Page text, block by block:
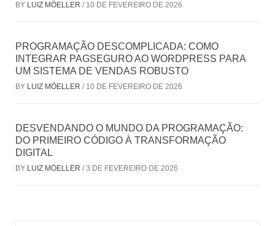
BY LUIZ MÖELLER / 10 DE FEVEREIRO DE 2026
PROGRAMAÇÃO DESCOMPLICADA: COMO
INTEGRAR PAGSEGURO AO WORDPRESS PARA
UM SISTEMA DE VENDAS ROBUSTO
BY LUIZ MÖELLER / 10 DE FEVEREIRO DE 2026
DESVENDANDO O MUNDO DA PROGRAMAÇÃO:
DO PRIMEIRO CÓDIGO À TRANSFORMAÇÃO
DIGITAL
BY LUIZ MÖELLER / 3 DE FEVEREIRO DE 2026